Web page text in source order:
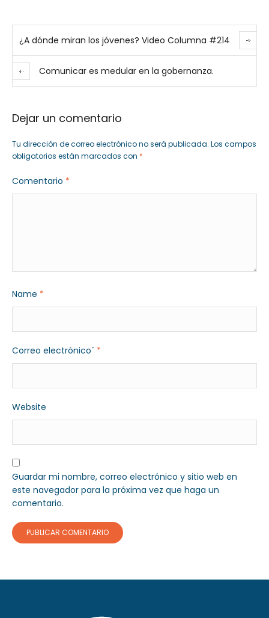
¿A dónde miran los jóvenes? Video Columna #214
Comunicar es medular en la gobernanza.
Dejar un comentario
Tu dirección de correo electrónico no será publicada. Los campos
obligatorios están marcados con *
Comentario *
Name *
Correo electrónico´ *
Website
Guardar mi nombre, correo electrónico y sitio web en
este navegador para la próxima vez que haga un
comentario.